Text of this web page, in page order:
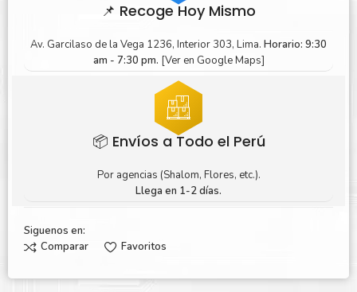
📌 Recoge Hoy Mismo
Av. Garcilaso de la Vega 1236, Interior 303, Lima. Horario: 9:30
am - 7:30 pm. [Ver en Google Maps]
📦 Envíos a Todo el Perú
Por agencias (Shalom, Flores, etc.).
Llega en 1-2 días.
Siguenos en:
Comparar
Favoritos